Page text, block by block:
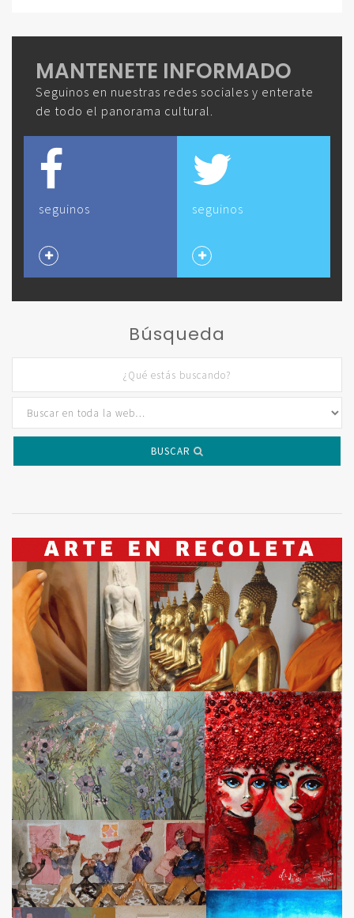
MANTENETE INFORMADO
Seguinos en nuestras redes sociales y enterate
de todo el panorama cultural.
seguinos seguinos
Búsqueda
BUSCAR